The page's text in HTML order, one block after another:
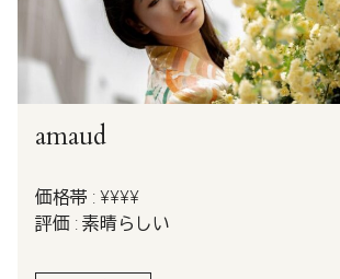
amaud
価格帯 : ¥¥¥¥
評価 : 素晴らしい